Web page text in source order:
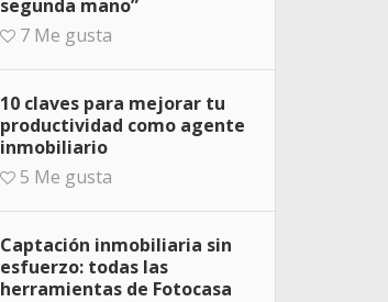
segunda mano”
7 Me gusta
10 claves para mejorar tu
productividad como agente
inmobiliario
5 Me gusta
Captación inmobiliaria sin
esfuerzo: todas las
herramientas de Fotocasa